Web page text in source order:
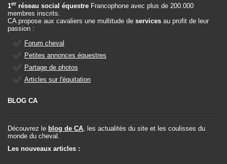
1er réseau social équestre Francophone avec plus de 200.000
membres inscrits.
CA propose aux cavaliers une multitude de services au profit de leur
passion :
Forum cheval
Petites annonces équestres
Partage de photos
Articles sur l'équitation
BLOG CA
Découvrez le blog de CA, les actualités du site et les coulisses du
monde du cheval.
Les nouveaux articles :